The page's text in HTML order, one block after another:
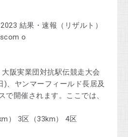
結果・速報（リザルト）
o
阪実業団対抗駅伝競走大会
)、ヤンマーフィールド長居及
で開催されます。ここでは、
） ‎3区（33km） ‎4区